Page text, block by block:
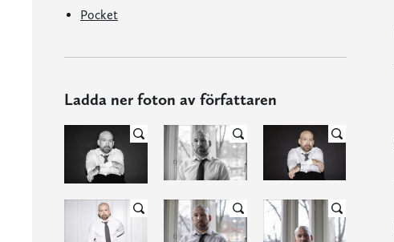
Pocket
Ladda ner foton av författaren